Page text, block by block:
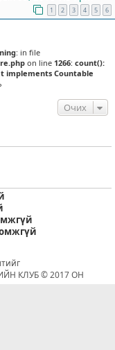
1 2 3 4 5 6
: in file
on line 1266: count():
implements Countable
Очих
КЛУБ © 2017 ОН